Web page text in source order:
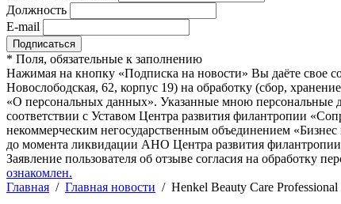
Должность
E-mail
* Поля, обязательные к заполнению
Нажимая на кнопку «Подписка на новости» Вы даёте свое
Новослободская, 62, корпус 19) на обработку (сбор,
«О персональных данных». Указанные мною персональные
соответствии с Уставом Центра развития филантропии
некоммерческим негосударственным объединением
до момента ликвидации АНО Центра развития филантропии
Заявление пользователя об отзыве согласия на обработку
ознакомлен.
Главная / Главная новости / Henkel Beauty Care